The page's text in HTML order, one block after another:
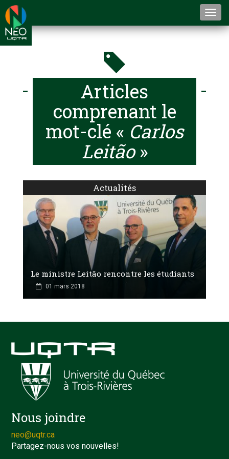
Articles
comprenant le
mot-clé « Carlos
Leitão»
Actualités
Le ministre Leitão rencontre les étudiants
01 mars 2018
Nous joindre
neo@uqtr.ca
Partagez-nous vos nouvelles!